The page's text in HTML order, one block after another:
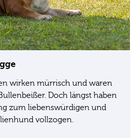
wirken mürrisch und waren
Doch längst haben
zum liebenswürdigen und
vollzogen.